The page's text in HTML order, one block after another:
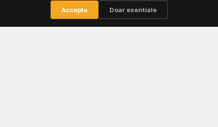
Termeni și condiții
Politica de confidențialitate
Accepta Doar esentiale